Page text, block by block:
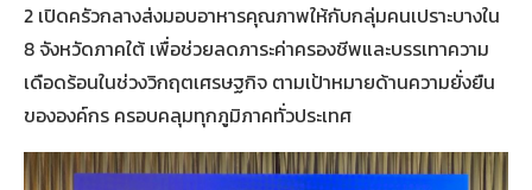
2 เปิดครัวกลางส่งมอบอาหารคุณภาพให้กับกลุ่มคนเปราะบางใน
8 จังหวัดภาคใต้ เพื่อช่วยลดภาระค่าครองชีพและบรรเทาความ
เดือดร้อนในช่วงวิกฤตเศรษฐกิจ ตามเป้าหมายด้านความยั่งยืน
ขององค์กร ครอบคลุมทุกภูมิภาคทั่วประเทศ